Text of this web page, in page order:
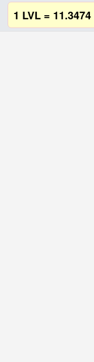
1 LVL =